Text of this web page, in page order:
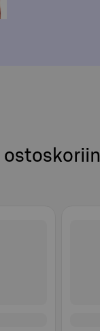
ostoskoriin